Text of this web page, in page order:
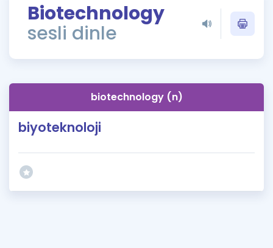
ÖSYM Sınav Takvimi
Kampanyalar
İngilizce Gramer
Biotechnology
sesli dinle
biotechnology (n)
biyoteknoloji